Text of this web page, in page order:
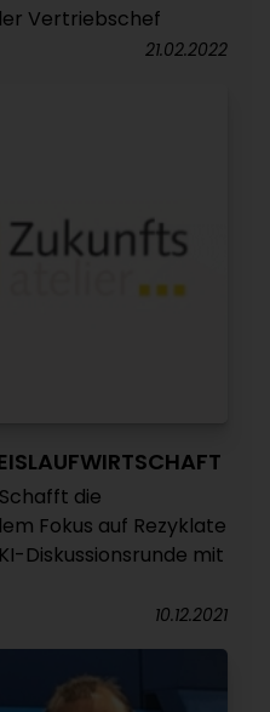
Vertriebschef
21.02.2022
die
Fokus auf Rezyklate
Diskussionsrunde mit
10.12.2021